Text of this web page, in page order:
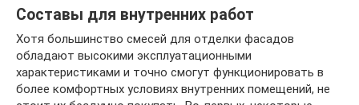
Составы для внутренних работ
Хотя большинство смесей для отделки фасадов
обладают высокими эксплуатационными
характеристиками и точно смогут функционировать в
более комфортных условиях внутренних помещений, не